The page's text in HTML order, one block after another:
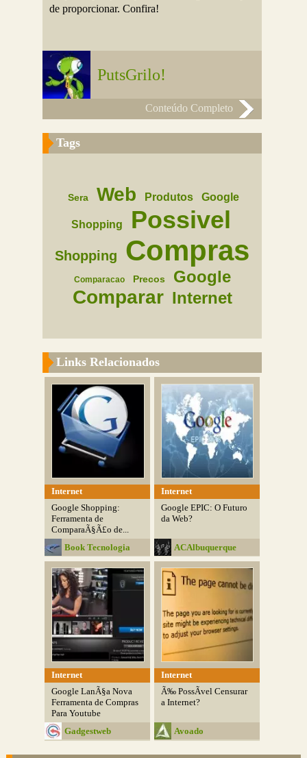
de proporcionar. Confira!
PutsGrilo!
Conteúdo Completo
Tags
Sera Web Produtos Google
Shopping Possivel
Shopping Compras
Comparacao Precos Google
Comparar Internet
Links Relacionados
Internet
Google Shopping:
Ferramenta de
ComparaÃ§Ã£o de...
Book Tecnologia
Internet
Google EPIC: O Futuro
da Web?
ACAlbuquerque
Internet
Google LanÃ§a Nova
Ferramenta de Compras
Para Youtube
Gadgestweb
Internet
Ã‰ PossÃ­vel Censurar
a Internet?
Avoado